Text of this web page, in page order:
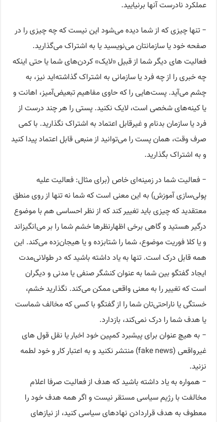
عملکرد نادرست آنها برنیایید.
− تنها چیزی که از شما دیده می‌شود این نیست که چه چیزی را در
صفحه خود یا سازمانتان می‌نویسید یا به اشتراک می‌گذارید.
فعالیت های دیگر شما از قبیل «لایک» کردن‌های شما یا حتی اینکه
چه خبری را از چه فرد یا سازمانی به اشتراک گذاشته‌اید نیز، به
چشم می‌آید. پست‌هایی را که حاوی مفاهیم تبعیض‌آمیز، اهانت و
یا کینه‌های شخصی است، لایک نکنید. پستی را هر چند درست از
فرد یا سازمان بدنام و غیرقابل اعتماد به اشتراک نگذارید. با کمی
صرف وقت، همان پست را می‌توانید از منبعی قابل اعتماد پیدا کنید
و به اشتراک بگذارید.
− فعالیت شما در زمینه‌ای خاص (برای مثال: فعالیت علیه
پولی‌سازی آموزش) به این معنی است که شما نه تنها از روی منطق
معتقدید که چیزی باید تغییر کند که از نظر احساسی هم با موضوع
درگیر هستید و گاهی برخی اظهارنظرها خشم شما را بر می‌انگیزاند
و یا کلا فوریت موضوع، شما را شتابزده و یا هیجان‌زده می‌کند. این
همه قابل درک است. تنها به یاد داشته باشید که در طولانی‌مدت
ایجاد گفتگو بین شما به عنوان کنشگر صنفی یا مدنی و دیگران
است که تغییر را به معنی واقعی ممکن می‌کند. نگذارید خشم،
خستگی یا ناراحتی‌تان شما را از گفتگو با کسی که مخالف شماست
یا هدف شما را درک نمی‌کند، بازدارد.
− به هیچ عنوان برای پیشبرد کمپین خود اخبار یا نقل قول های
غیرواقعی (fake news) منتشر نکنید و به اعتبار کار و خود لطمه
نزنید.
− همواره به یاد داشته باشید که هدف از فعالیت صرفا اعلام
مخالفت با رژیم سیاسی مستقر نیست و اگر همه هدف خود را
معطوف به هدف قراردادن نهادهای سیاسی کنید، از نیازهای